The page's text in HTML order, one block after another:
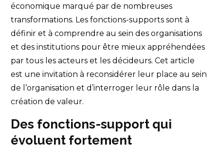
économique marqué par de nombreuses
transformations. Les fonctions-supports sont à
définir et à comprendre au sein des organisations
et des institutions pour être mieux appréhendées
par tous les acteurs et les décideurs. Cet article
est une invitation à reconsidérer leur place au sein
de l’organisation et d’interroger leur rôle dans la
création de valeur.
Des fonctions-support qui
évoluent fortement